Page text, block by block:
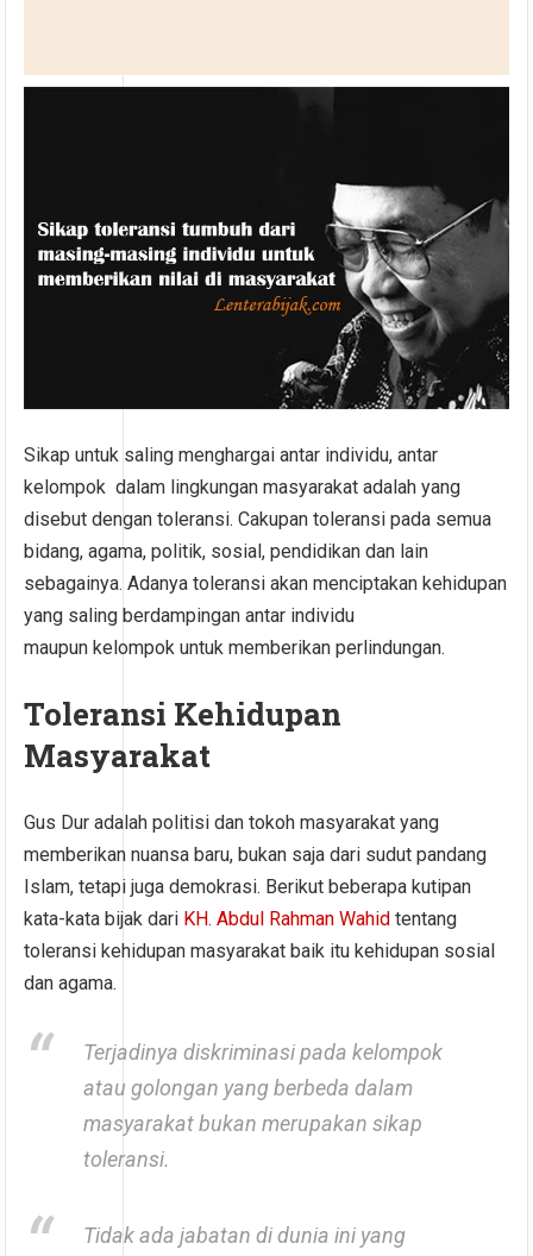
Sikap untuk saling menghargai antar individu, antar
kelompok dalam lingkungan masyarakat adalah yang
disebut dengan toleransi. Cakupan toleransi pada semua
bidang, agama, politik, sosial, pendidikan dan lain
sebagainya. Adanya toleransi akan menciptakan kehidupan
yang saling berdampingan antar individu
maupun kelompok untuk memberikan perlindungan.
Toleransi Kehidupan
Masyarakat
Gus Dur adalah politisi dan tokoh masyarakat yang
memberikan nuansa baru, bukan saja dari sudut pandang
Islam, tetapi juga demokrasi. Berikut beberapa kutipan
kata-kata bijak dari KH. Abdul Rahman Wahid tentang
toleransi kehidupan masyarakat baik itu kehidupan sosial
dan agama.
Terjadinya diskriminasi pada kelompok
atau golongan yang berbeda dalam
masyarakat bukan merupakan sikap
toleransi.
Tidak ada jabatan di dunia ini yang